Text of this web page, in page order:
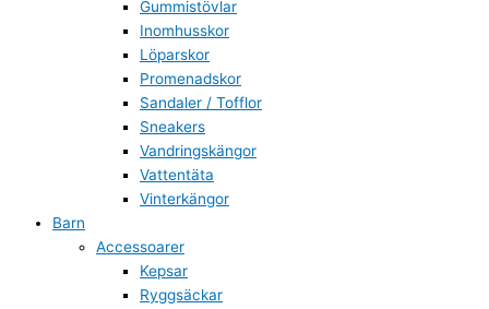
Gummistövlar
Inomhusskor
Löparskor
Promenadskor
Sandaler / Tofflor
Sneakers
Vandringskängor
Vattentäta
Vinterkängor
Barn
Accessoarer
Kepsar
Ryggsäckar